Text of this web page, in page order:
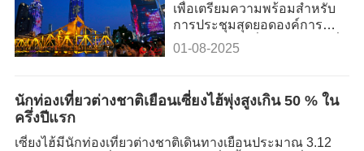
เพื่อเตรียมความพร้อมสำหรับ
การประชุมสุดยอดองค์การ
ความร่วมมือเซี่ยงไฮ้ (SCO) ที่
จะจัดขึ้นที่เทศบาลนครเทียนจิน
ใบไม้ร่วงนี้ เทียนจินได้ปรับปรุง
พื้นที่แม่น้ำไห่เหอ ซึ่งเป็น
สว่างสดใสในยามค่ำคืน
01-08-2025
นักท่องเที่ยวต่างชาติเยือนเซี่ยงไฮ้พุ่งสูงเกิน 50 % ใน
ครึ่งปีแรก
เซี่ยงไฮ้มีนักท่องเที่ยวต่างชาติเดินทางเยือนประมาณ 3.12